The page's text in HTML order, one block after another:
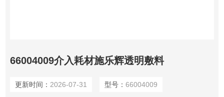
66004009介入耗材施乐辉透明敷料
更新时间： 2026-07-31 型号： 66004009